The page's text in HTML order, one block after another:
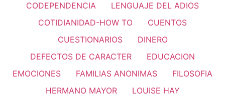
CODEPENDENCIA
LENGUAJE DEL ADIOS
COTIDIANIDAD-HOW TO
CUENTOS
CUESTIONARIOS
DINERO
DEFECTOS DE CARACTER
EDUCACION
EMOCIONES
FAMILIAS ANONIMAS
FILOSOFIA
HERMANO MAYOR
LOUISE HAY